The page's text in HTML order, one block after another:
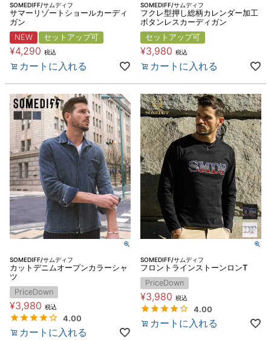
SOMEDIFF/サムディフ
サマーリゾートショールカーディ
ガン
NEW
セットアップ可
¥4,290 税込
カートに入れる
SOMEDIFF/サムディフ
フクレ型押し総柄カレンダー加工
ボタンレスカーディガン
セットアップ可
¥3,980 税込
カートに入れる
SOMEDIFF/サムディフ
カットデニムオープンカラーシャ
ツ
PriceDown
¥3,980 税込
4.00
カートに入れる
SOMEDIFF/サムディフ
フロントラインストーンロンT
PriceDown
¥3,980 税込
4.00
カートに入れる